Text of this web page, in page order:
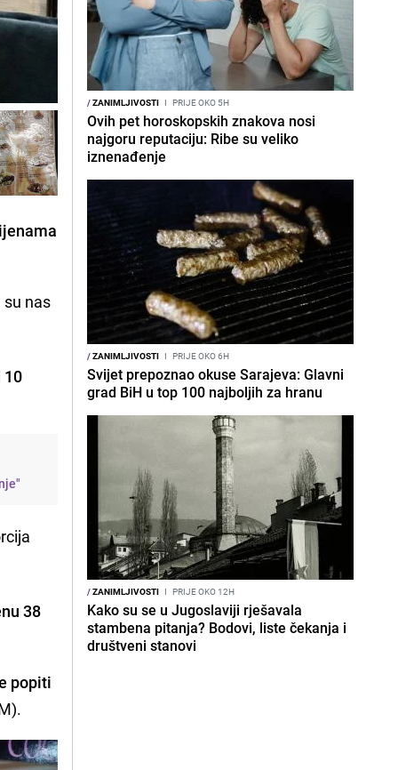
nas
10
38
popiti
/ZANIMLJIVOSTI I PRIJE OKO 5H
Ovih pet horoskopskih znakova nosi
najgoru reputaciju: Ribe su veliko
iznenađenje
/ZANIMLJIVOSTI I PRIJE OKO 6H
Svijet prepoznao okuse Sarajeva: Glavni
grad BiH u top 100 najboljih za hranu
/ZANIMLJIVOSTI I PRIJE OKO 12H
Kako su se u Jugoslaviji rješavala
stambena pitanja? Bodovi, liste čekanja i
društveni stanovi